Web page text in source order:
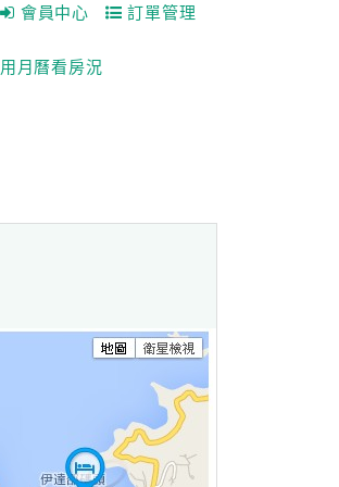
會員中心 訂單管理
用月曆看房況